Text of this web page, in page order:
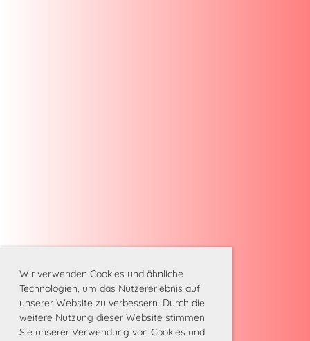
Wir verwenden Cookies und ähnliche
Technologien, um das Nutzererlebnis auf
unserer Website zu verbessern. Durch die
weitere Nutzung dieser Website stimmen
Sie unserer Verwendung von Cookies und